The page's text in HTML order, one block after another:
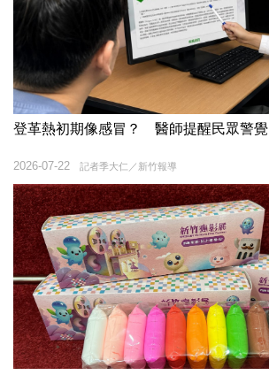
登革熱初期像感冒？ 醫師提醒民眾警覺
記者季大仁／新竹報導
2026-07-22